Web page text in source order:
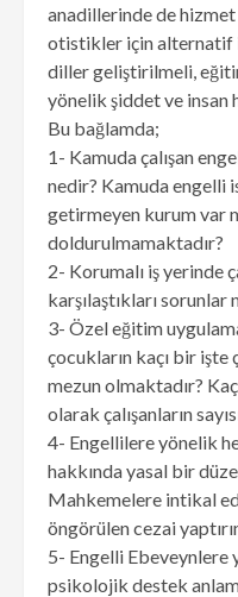
anadillerinde de hizmet
otistikler için alternatif
diller geliştirilmeli,
yönelik şiddet ve insan
Bu bağlamda;
1- Kamuda çalışan
nedir? Kamuda engelli
getirmeyen kurum var
doldurulmamaktadır?
2- Korumalı iş yerinde
karşılaştıkları
3- Özel eğitim
çocukların kaçı bir
mezun olmaktadır?
olarak çalışanların
4- Engellilere yönelik
hakkında yasal bir
Mahkemelere intikal
öngörülen cezai
5- Engelli Ebeveynlere
psikolojik destek